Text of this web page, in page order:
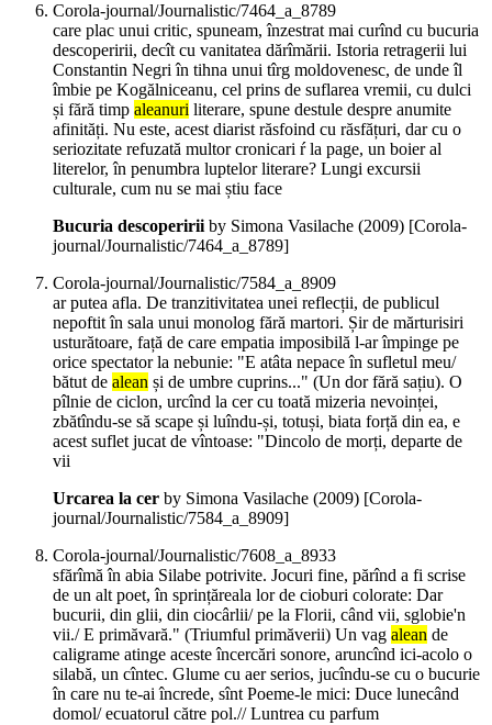
Corola-journal/Journalistic/7464_a_8789
care plac unui critic, spuneam, înzestrat mai curînd cu bucuria
descoperirii, decît cu vanitatea dărîmării. Istoria retragerii lui
Constantin Negri în tihna unui tîrg moldovenesc, de unde îl
îmbie pe Kogălniceanu, cel prins de suflarea vremii, cu dulci
și fără timp aleanuri literare, spune destule despre anumite
afinități. Nu este, acest diarist răsfoind cu răsfățuri, dar cu o
seriozitate refuzată multor cronicari ŕ la page, un boier al
literelor, în penumbra luptelor literare? Lungi excursii
culturale, cum nu se mai știu face
Bucuria descopeririiby Simona Vasilache (2009) [Corola-
journal/Journalistic/7464_a_8789]
Corola-journal/Journalistic/7584_a_8909
ar putea afla. De tranzitivitatea unei reflecții, de publicul
nepoftit în sala unui monolog fără martori. Șir de mărturisiri
usturătoare, față de care empatia imposibilă l-ar împinge pe
orice spectator la nebunie: "E atâta nepace în sufletul meu/
bătut de alean și de umbre cuprins..." (Un dor fără sațiu). O
pîlnie de ciclon, urcînd la cer cu toată mizeria nevoinței,
zbătîndu-se să scape și luîndu-și, totuși, biata forță din ea, e
acest suflet jucat de vîntoase: "Dincolo de morți, departe de
vii
Urcarea la cer by Simona Vasilache (2009) [Corola-
journal/Journalistic/7584_a_8909]
Corola-journal/Journalistic/7608_a_8933
sfărîmă în abia Silabe potrivite. Jocuri fine, părînd a fi scrise
de un alt poet, în sprințăreala lor de cioburi colorate: Dar
bucurii, din glii, din ciocârlii/ pe la Florii, când vii, sglobie'n
vii./ E primăvară." (Triumful primăverii) Un vag alean de
caligrame atinge aceste încercări sonore, aruncînd ici-acolo o
silabă, un cîntec. Glume cu aer serios, jucîndu-se cu o bucurie
în care nu te-ai încrede, sînt Poeme-le mici: Duce lunecând
domol/ ecuatorul către pol.// Luntrea cu parfum